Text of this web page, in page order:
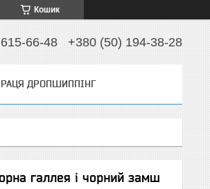
Кошик
66-48 +380 (50) 194-38-28
ДРОПШИППІНГ
галлея і чорний замш